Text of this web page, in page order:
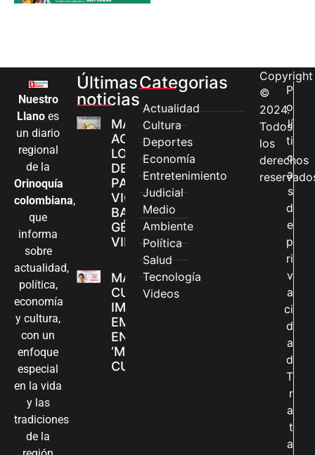
Nuestro
Llano es
un diario
regional
de la
Orinoquía
colombiana,
que
informa
sobre
actualidad,
política,
economía
y cultura,
con un
enfoque
especial
en la vida
y las
tradiciones
de la
Últimas
noticias
MÁS MUJERES
ACCEDEN A
LOS CANALES
DE ATENCIÓN
PARA
VIOLENCIAS
BASADAS EN
GÉNERO EN
VILLAVICENCIO
MADRES
CUIDADORAS
IMPULSAN SUS
EMPRENDIMIENTOS
EN LA FERIA
‘MANOS QUE
CUIDAN Y CREAN’
Categorias
Actualidad
Cultura
Deportes
Economía
Entretenimiento
Judicial
Medio
Ambiente
Política
Salud
Tecnología
Videos
Copyright
©
2024.
Todos
los
derechos
P
o
lí
ti
c
a
s
d
e
p
ri
v
a
ci
d
a
d
T
r
a
t
a